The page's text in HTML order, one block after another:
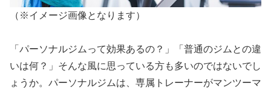
（※イメージ画像となります）
「パーソナルジムって効果あるの？」「普通のジムとの違
いは何？」そんな風に思っている方も多いのではないでし
ょうか。パーソナルジムは、専属トレーナーがマンツーマ